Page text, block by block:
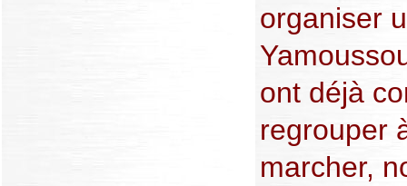
organiser
ont déjà
regrouper
marcher,